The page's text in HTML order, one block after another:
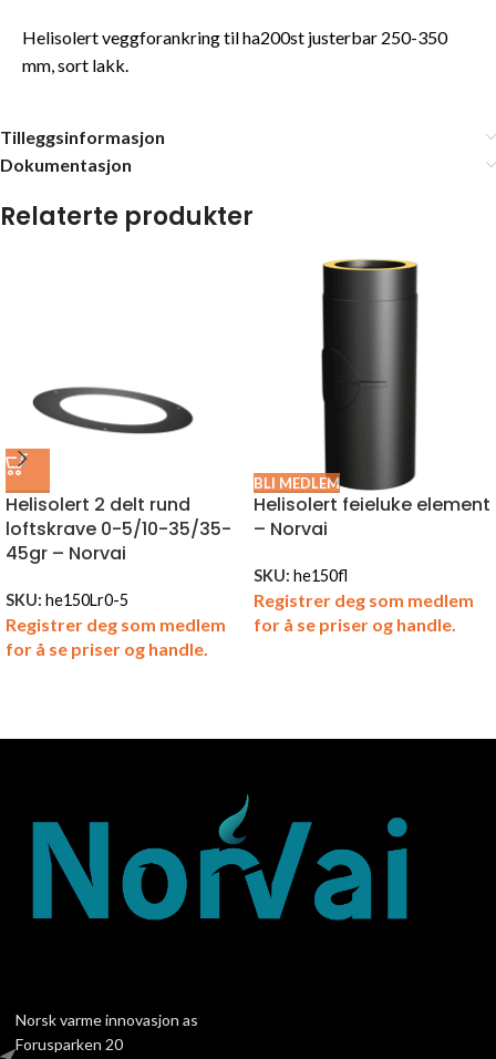
Helisolert veggforankring til ha200st justerbar 250-350
mm, sort lakk.
Tilleggsinformasjon
Dokumentasjon
Relaterte produkter
Helisolert 2 delt rund
loftskrave 0-5/10-35/35-
45gr – Norvai
SKU: he150Lr0-5
Registrer deg som medlem
for å se priser og handle.
BLI MEDLEM
Helisolert feieluke element
– Norvai
SKU: he150fl
Registrer deg som medlem
for å se priser og handle.
Norsk varme innovasjon as
Forusparken 20